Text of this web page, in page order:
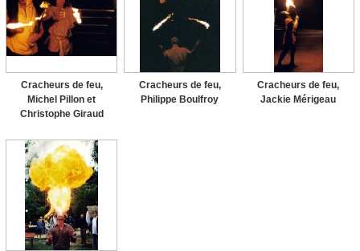
Cracheurs de feu,
Michel Pillon et
Christophe Giraud
Cracheurs de feu,
Philippe Boulfroy
Cracheurs de feu,
Jackie Mérigeau